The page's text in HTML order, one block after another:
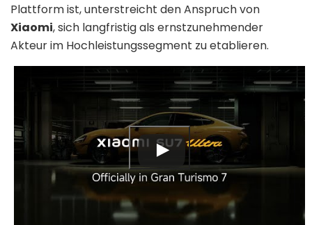
Plattform ist, unterstreicht den Anspruch von
Xiaomi, sich langfristig als ernstzunehmender
Akteur im Hochleistungssegment zu etablieren.